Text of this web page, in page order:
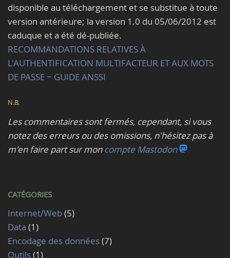
disponible au téléchargement et se substitue à toute
version antérieure; la version 1.0 du 05/06/2012 est
caduque et a été dé-publiée.
RECOMMANDATIONS RELATIVES À
L'AUTHENTIFICATION MULTIFACTEUR ET AUX MOTS
DE PASSE − GUIDE ANSSI
N.B.
Les commentaires sont fermés, cependant, si vous
notez des erreurs ou des omissions, n'hésitez pas à
m'en faire part sur mon compte Mastodon
CATÉGORIES
Internet/Web(5)
Data (1)
Encodage des données(7)
Outils(1)